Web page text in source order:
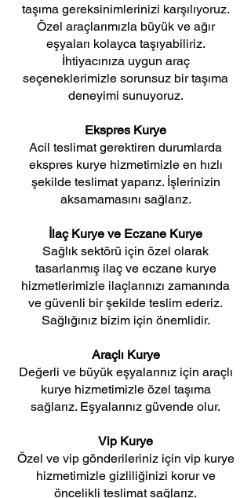
taşıma gereksinimlerinizi karşılıyoruz.
Özel araçlarımızla büyük ve ağır
eşyaları kolayca taşıyabiliriz.
İhtiyacınıza uygun araç
seçeneklerimizle sorunsuz bir taşıma
deneyimi sunuyoruz.
Ekspres Kurye
Acil teslimat gerektiren durumlarda
ekspres kurye hizmetimizle en hızlı
şekilde teslimat yaparız. İşlerinizin
aksamamasını sağlarız.
İlaç Kurye ve Eczane Kurye
Sağlık sektörü için özel olarak
tasarlanmış ilaç ve eczane kurye
hizmetlerimizle ilaçlarınızı zamanında
ve güvenli bir şekilde teslim ederiz.
Sağlığınız bizim için önemlidir.
Araçlı Kurye
Değerli ve büyük eşyalarınız için araçlı
kurye hizmetimizle özel taşıma
sağlarız. Eşyalarınız güvende olur.
Vip Kurye
Özel ve vip gönderileriniz için vip kurye
hizmetimizle gizliliğinizi korur ve
öncelikli teslimat sağlarız.